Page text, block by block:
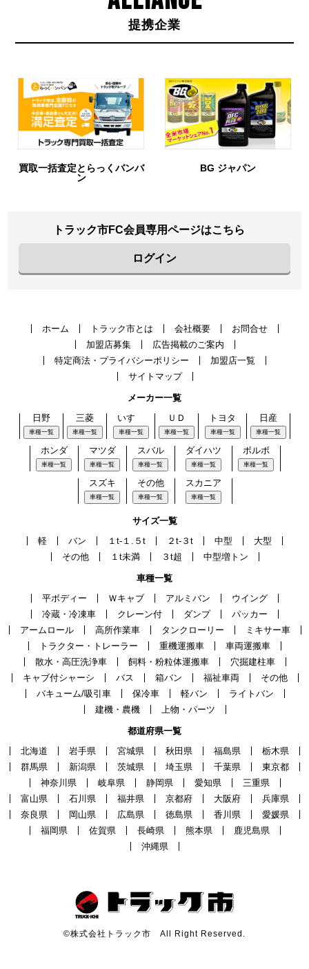
提携企業
買取一括査定とらっくバンバ
ン
BG ジャパン
トラック市FC会員専用ページはこちら
ログイン
ホーム トラック市とは 会社概要
お問合せ
加盟店募集
広告掲載のご案内
特定商法・プライバシーポリシー
加盟店一覧
サイトマップ
メーカー一覧
日野
車種一覧
三菱
車種一覧
いすゞ
車種一覧
ＵＤ
車種一覧
トヨタ
車種一覧
日産
車種一覧
ホンダ
車種一覧
マツダ
車種一覧
スバル
車種一覧
ダイハツ
車種一覧
ボルボ
車種一覧
スズキ
車種一覧
その他
車種一覧
スカニア
車種一覧
サイズ一覧
軽
バン １t-１.５t ２t-３t 中型
大型
その他
１t未満 ３t超 中型増トン
車種一覧
平ボディー
Ｗキャブ アルミバン
ウイング
冷蔵・冷凍車
クレーン付 ダンプ
パッカー
アームロール
高所作業車 タンクローリー
ミキサー車
トラクター・トレーラー
重機運搬車
車両運搬車
散水・高圧洗浄車
飼料・粉粒体運搬車
穴掘建柱車
キャブ付シャーシ
バス 箱バン 福祉車両
その他
バキューム/吸引車
保冷車 軽バン
ライトバン
建機・農機
上物・パーツ
都道府県一覧
北海道
岩手県 宮城県 秋田県 福島県
栃木県
群馬県
新潟県 茨城県 埼玉県 千葉県
東京都
神奈川県
岐阜県 静岡県 愛知県
三重県
富山県
石川県 福井県 京都府 大阪府
兵庫県
奈良県
岡山県 広島県 徳島県 香川県
愛媛県
福岡県
佐賀県 長崎県 熊本県
鹿児島県
沖縄県
©株式会社トラック市 All Right Reserved.